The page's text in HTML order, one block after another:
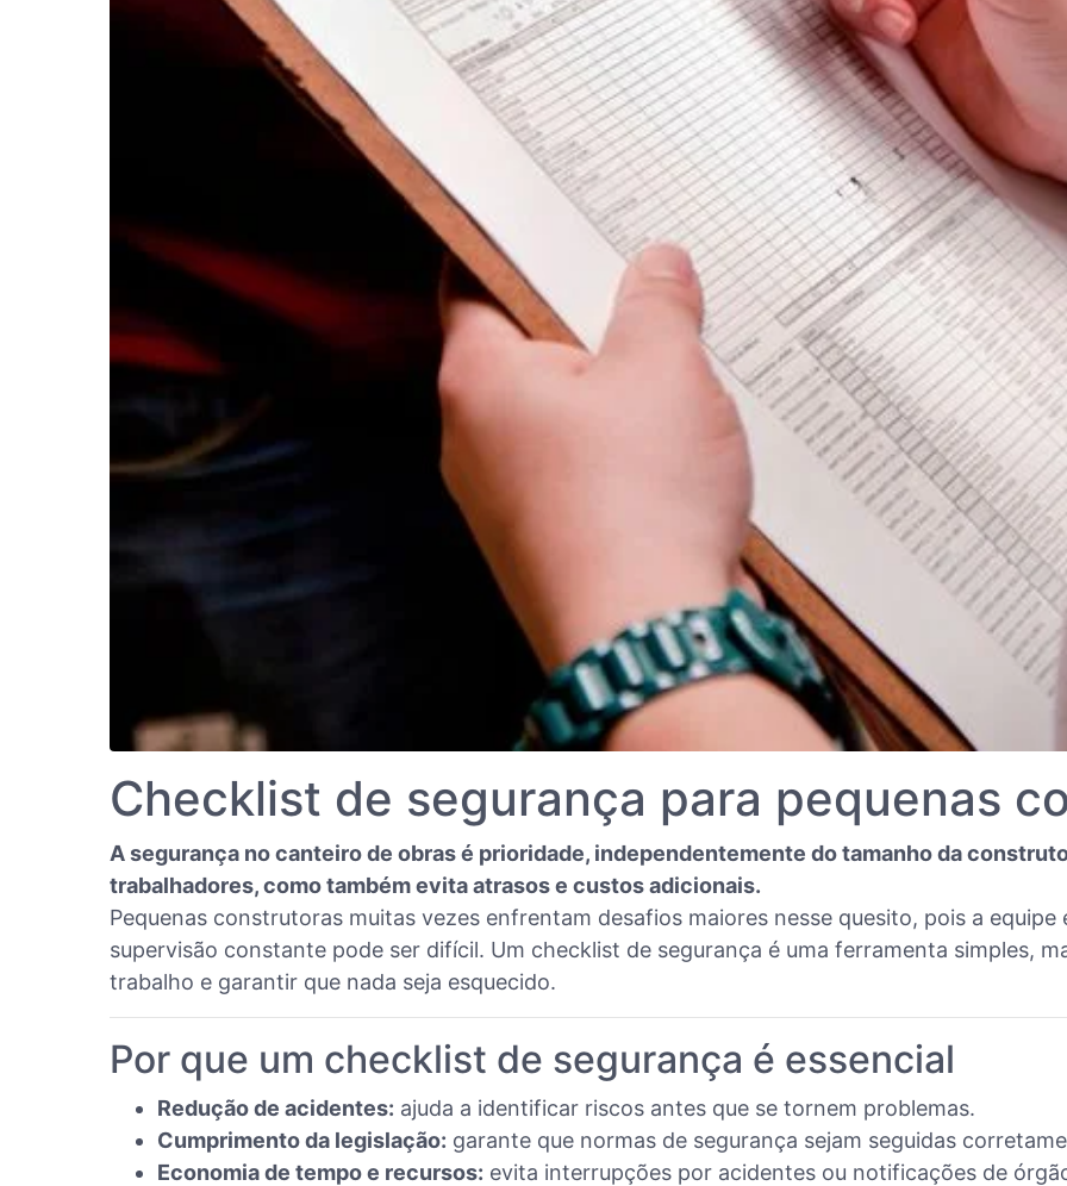
Checklist de segurança para pequenas
A segurança no canteiro de obras é prioridade, independentemente do tamanho da
trabalhadores, como também evita atrasos e custos adicionais.
Pequenas construtoras muitas vezes enfrentam desafios maiores nesse quesito, pois a
supervisão constante pode ser difícil. Um checklist de segurança é uma ferramenta simples,
trabalho e garantir que nada seja esquecido.
Por que um checklist de segurança é essencial
Redução de acidentes: ajuda a identificar riscos antes que se tornem problemas.
Cumprimento da legislação: garante que normas de segurança sejam seguidas
Economia de tempo e recursos: evita interrupções por acidentes ou notificações de